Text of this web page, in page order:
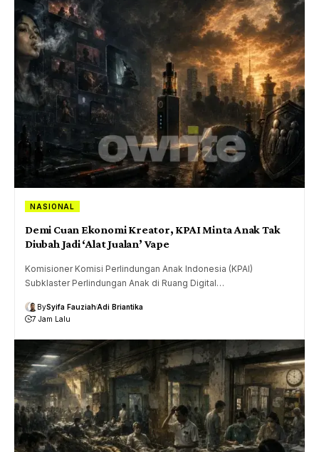
NASIONAL
Demi Cuan Ekonomi Kreator, KPAI Minta Anak Tak
Diubah Jadi ‘Alat Jualan’ Vape
Komisioner Komisi Perlindungan Anak Indonesia (KPAI)
Subklaster Perlindungan Anak di Ruang Digital…
BySyifa FauziahAdi Briantika
7 Jam Lalu